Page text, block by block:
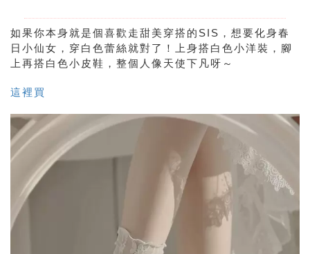
如果你本身就是個喜歡走甜美穿搭的SIS，想要化身春
日小仙女，穿白色蕾絲就對了！上身搭白色小洋裝，腳
上再搭白色小皮鞋，整個人像天使下凡呀～
這裡買